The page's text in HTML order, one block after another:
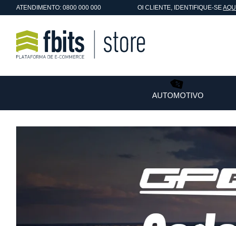
ATENDIMENTO: 0800 000 000 OICLIENTE, IDENTIFIQUE-SEAQUI
AUTOMOTIVO